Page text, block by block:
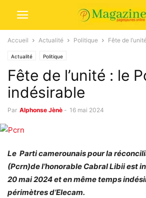
Accueil Actualité Politique Fête de
Actualité Politique
Fête de l’unité : le
indésirable
Par Alphonse Jènè - 16 mai 2024
Le Parti camerounais pour la
(Pcrn)de l’honorable Cabral Libii est
20 mai 2024 et en même temps
périmètres d’Elecam.